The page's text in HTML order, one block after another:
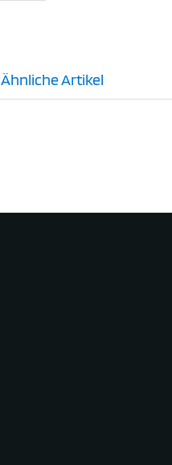
Ähnliche Artikel